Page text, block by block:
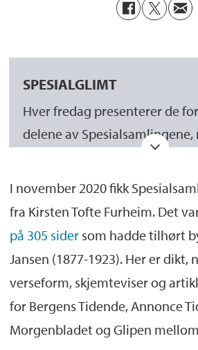
SPESIALGLIMT
Hver fredag presenterer de
delene av
Billedsamlingen, Skeivt arkiv
spennende og varierte
I november 2020 fikk
fra Kirsten Tofte Furheim. Det
på 305 sidersom hadde tilhørt
Jansen (1877-1923). Her er dikt,
verseform, skjemteviser og
for Bergens Tidende, Annonce
Morgenbladet og Glipen